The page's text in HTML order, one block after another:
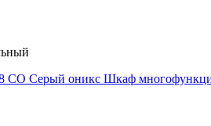
СО Серый оникс Шкаф